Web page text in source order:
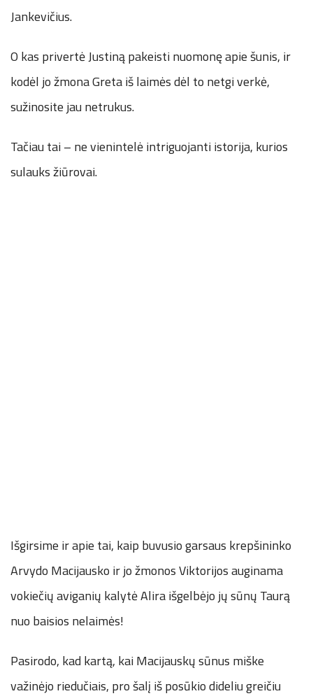
Jankevičius.
O kas privertė Justiną pakeisti nuomonę apie šunis, ir
kodėl jo žmona Greta iš laimės dėl to netgi verkė,
sužinosite jau netrukus.
Tačiau tai – ne vienintelė intriguojanti istorija, kurios
sulauks žiūrovai.
Išgirsime ir apie tai, kaip buvusio garsaus krepšininko
Arvydo Macijausko ir jo žmonos Viktorijos auginama
vokiečių aviganių kalytė Alira išgelbėjo jų sūnų Taurą
nuo baisios nelaimės!
Pasirodo, kad kartą, kai Macijauskų sūnus miške
važinėjo riedučiais, pro šalį iš posūkio dideliu greičiu